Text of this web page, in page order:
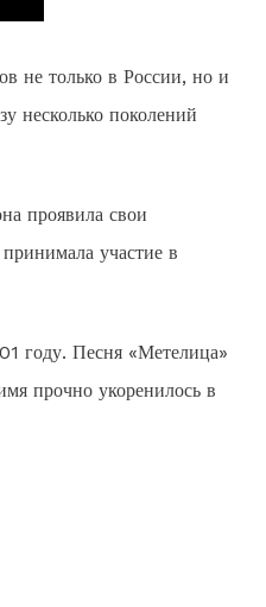
не только в России, но и
несколько поколений
проявила свои
участие в
году. Песня «Метелица»
прочно укоренилось в